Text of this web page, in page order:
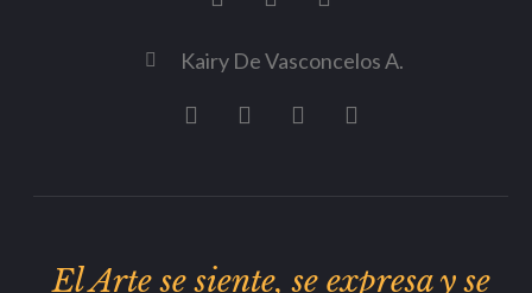
Kairy De Vasconcelos A.
El Arte se siente, se expresa y se